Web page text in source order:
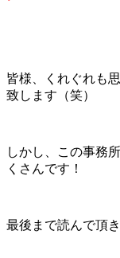
皆様、くれぐれも
致します（笑）
しかし、この事務
くさんです！
最後まで読んで頂